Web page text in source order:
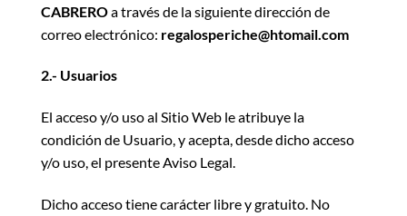
CABREROa través de la siguiente dirección de
correo electrónico: regalosperiche@htomail.com
2.- Usuarios
El acceso y/o uso al Sitio Web le atribuye la
condición de Usuario, y acepta, desde dicho acceso
y/o uso, el presente Aviso Legal.
Dicho acceso tiene carácter libre y gratuito. No